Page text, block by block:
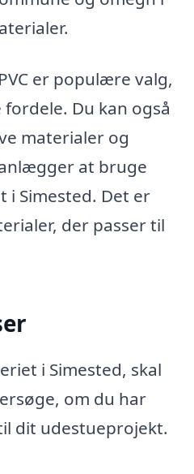
er populære valg,
Du kan også
materialer og
at bruge
Simested. Det er
der passer til
i Simested, skal
om du har
dit udestueprojekt.